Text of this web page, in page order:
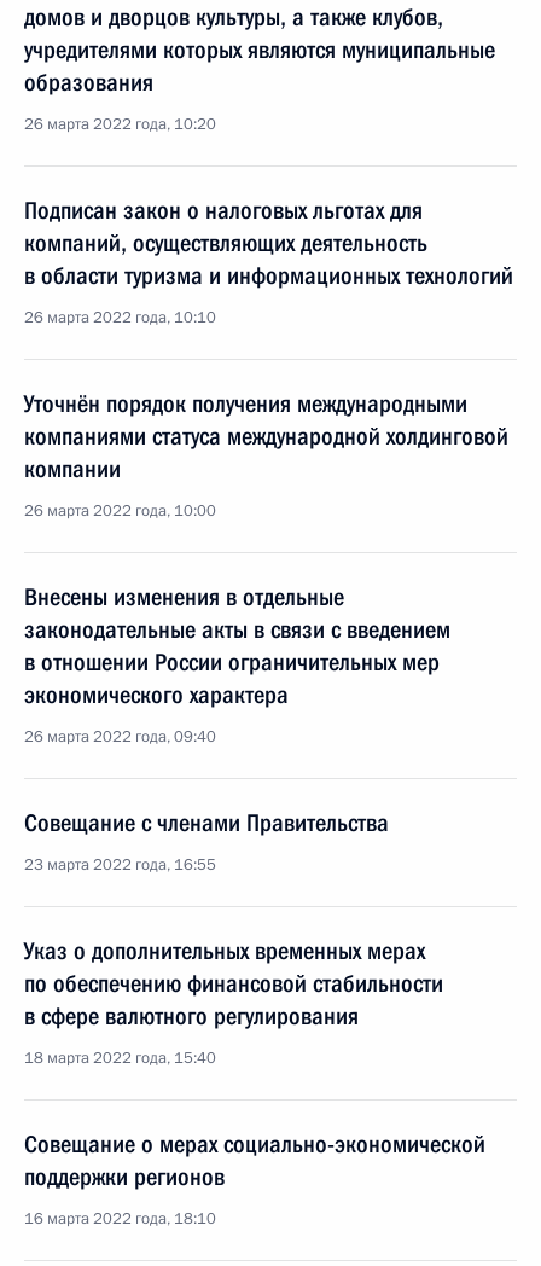
домов и дворцов культуры, а также клубов,
учредителями которых являются муниципальные
образования
26 марта 2022 года, 10:20
Подписан закон о налоговых льготах для
компаний, осуществляющих деятельность
в области туризма и информационных технологий
26 марта 2022 года, 10:10
Уточнён порядок получения международными
компаниями статуса международной холдинговой
компании
26 марта 2022 года, 10:00
Внесены изменения в отдельные
законодательные акты в связи с введением
в отношении России ограничительных мер
экономического характера
26 марта 2022 года, 09:40
Совещание с членами Правительства
23 марта 2022 года, 16:55
Указ о дополнительных временных мерах
по обеспечению финансовой стабильности
в сфере валютного регулирования
18 марта 2022 года, 15:40
Совещание о мерах социально-экономической
поддержки регионов
16 марта 2022 года, 18:10